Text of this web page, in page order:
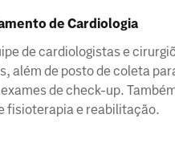
de Cardiologia
de cardiologistas e
além de posto de coleta
de check-up.
fisioterapia e reabilitação.